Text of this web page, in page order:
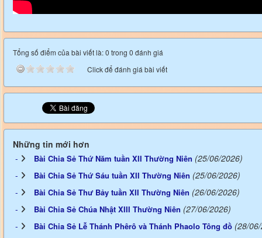
Tổng số điểm của bài viết là: 0 trong 0 đánh giá
Click để đánh giá bài viết
Những tin mới hơn
Bài Chia Sẻ Thứ Năm tuần XII Thường Niên (25/06/2026)
Bài Chia Sẻ Thứ Sáu tuần XII Thường Niên (25/06/2026)
Bài Chia Sẻ Thư Bảy tuần XII Thường Niên (26/06/2026)
Bài Chia Sẻ Chúa Nhật XIII Thường Niên (27/06/2026)
Bài Chia Sẻ Lễ Thánh Phêrô và Thánh Phaolo Tông đồ (28/